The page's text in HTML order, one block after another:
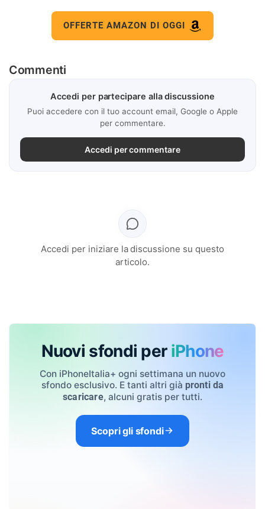
OFFERTE AMAZON DI OGGI
Commenti
Accedi per partecipare alla discussione
Puoi accedere con il tuo account email, Google o Apple
per commentare.
Accedi per commentare
Accedi per iniziare la discussione su questo
articolo.
Nuovi sfondi per iPhone
Con iPhoneItalia+ ogni settimana un nuovo
sfondo esclusivo. E tanti altri già pronti da
scaricare, alcuni gratis per tutti.
Scopri gli sfondi